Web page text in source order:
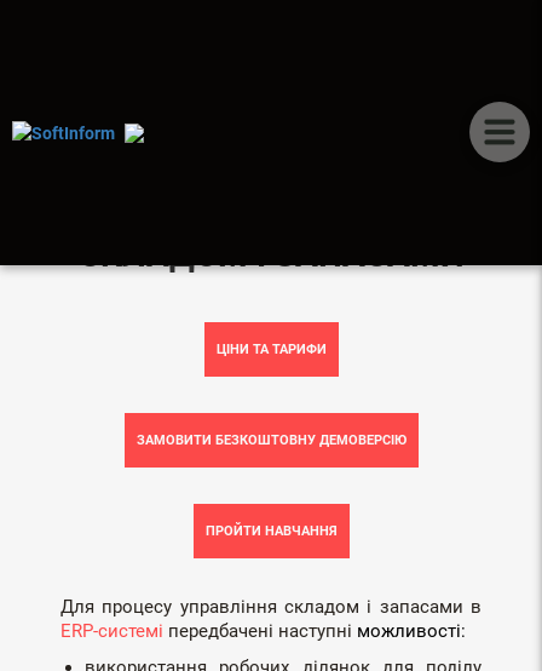
ERP-СИСТЕМА
СКЛАДОМ І ЗАПАСАМИ
ЦІНИ ТА ТАРИФИ
ЗАМОВИТИ БЕЗКОШТОВНУ ДЕМОВЕРСІЮ
ПРОЙТИ НАВЧАННЯ
Для процесу управління складом і запасами в
ERP-системі передбачені наступні можливості: